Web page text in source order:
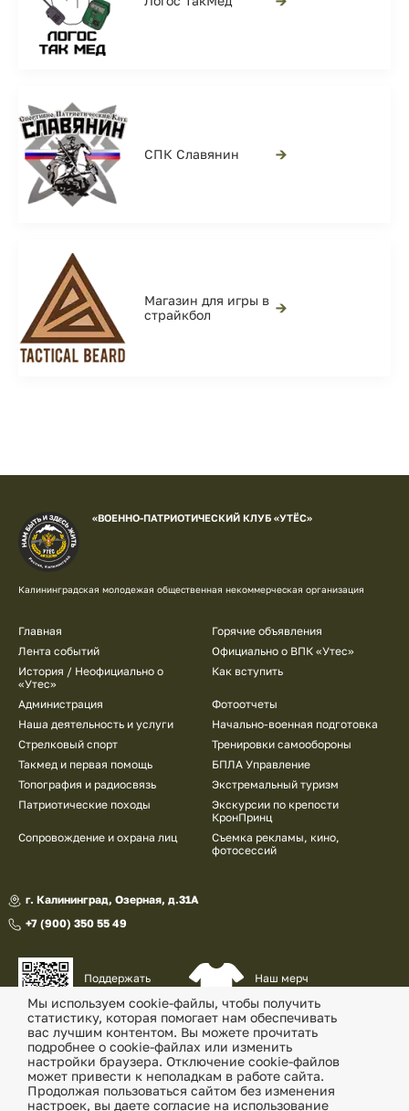
СПК Славянин →
Магазин для игры в
страйкбол
→
«ВОЕННО-ПАТРИОТИЧЕСКИЙ КЛУБ «УТЁС»
Калининградская молодежая общественная некоммерческая организация
Главная
Горячие объявления
Лента событий
Официально о ВПК «Утес»
История / Неофициально о
«Утес»
Как вступить
Администрация
Фотоотчеты
Наша деятельность и услуги
Начально-военная подготовка
Стрелковый спорт
Тренировки самообороны
Такмед и первая помощь
БПЛА Управление
Топография и радиосвязь
Экстремальный туризм
Патриотические походы
Экскурсии по крепости
КронПринц
Сопровождение и охрана лиц
Съемка рекламы, кино,
фотосессий
г. Калининград, Озерная, д.31А
+7 (900) 350 55 49
Поддержать
наш проект
Наш мерч
и сувениры
© «Военно-патриотический клуб «Утес» , 2026
Политика конфиденциальности
Согласие на обработку перс. данных
Мы используем cookie-файлы, чтобы получить
статистику, которая помогает нам обеспечивать
вас лучшим контентом. Вы можете прочитать
подробнее о cookie-файлах или изменить
настройки браузера. Отключение cookie-файлов
может привести к неполадкам в работе сайта.
Продолжая пользоваться сайтом без изменения
настроек, вы даете согласие на использование